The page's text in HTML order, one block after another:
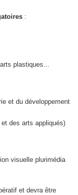
:
plastiques...
et du développement
des arts appliqués)
visuelle plurimédia
et devra être